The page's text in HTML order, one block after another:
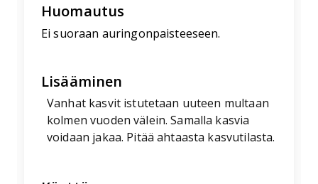
Huomautus
Ei suoraan auringonpaisteeseen.
Lisääminen
Vanhat kasvit istutetaan uuteen multaan
kolmen vuoden välein. Samalla kasvia
voidaan jakaa. Pitää ahtaasta kasvutilasta.